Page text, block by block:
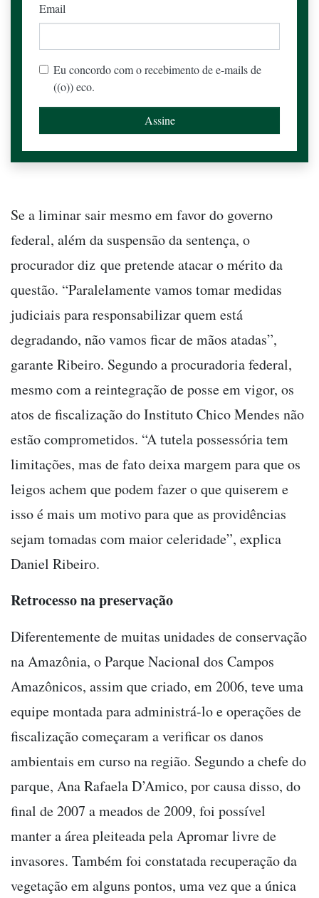
Email
Eu concordo com o recebimento de e-mails de
((o)) eco.
Se a liminar sair mesmo em favor do governo
federal, além da suspensão da sentença, o
procurador diz que pretende atacar o mérito da
questão. “Paralelamente vamos tomar medidas
judiciais para responsabilizar quem está
degradando, não vamos ficar de mãos atadas”,
garante Ribeiro. Segundo a procuradoria federal,
mesmo com a reintegração de posse em vigor, os
atos de fiscalização do Instituto Chico Mendes não
estão comprometidos. “A tutela possessória tem
limitações, mas de fato deixa margem para que os
leigos achem que podem fazer o que quiserem e
isso é mais um motivo para que as providências
sejam tomadas com maior celeridade”, explica
Daniel Ribeiro.
Retrocesso na preservação
Diferentemente de muitas unidades de conservação
na Amazônia, o Parque Nacional dos Campos
Amazônicos, assim que criado, em 2006, teve uma
equipe montada para administrá-lo e operações de
fiscalização começaram a verificar os danos
ambientais em curso na região. Segundo a chefe do
parque, Ana Rafaela D’Amico, por causa disso, do
final de 2007 a meados de 2009, foi possível
manter a área pleiteada pela Apromar livre de
invasores. Também foi constatada recuperação da
vegetação em alguns pontos, uma vez que a única